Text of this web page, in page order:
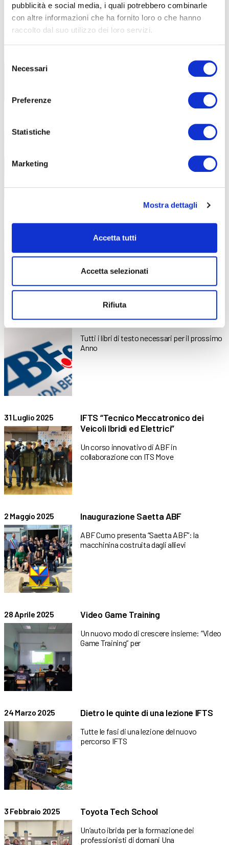
pubblicità e social media, i quali potrebbero combinarle
con altre informazioni che ha fornito loro o che hanno
raccolto dal suo utilizzo dei loro servizi.
delNecessari
Preferenze
Statistiche
Marketing
Mostra dettagli
Accetta tutti
Accetta selezionati
Rifiuta
30 Luglio 2026 Libri di testo – AF26-27
Tutti i libri di testo necessari per il prossimo
Stampatore di materie plastiche: al
via il nuovo corso GOL di ABF
reinserimento lavorativo nel settore
Il DAE come oggetto sociale: il dono
responsabilità e cura della
25 Agosto 2025 Libri di testo – AF25-26
Tutti i libri di testo necessari per il prossimo
Anno
31 Luglio 2025
IFTS “Tecnico Meccatronico dei
Veicoli Ibridi ed Elettrici”
Un corso innovativo di ABF in
collaborazione con ITS Move
2 Maggio 2025 Inaugurazione Saetta ABF
ABF Curno presenta “Saetta ABF”: la
macchinina costruita dagli allievi
28 Aprile 2025 Video Game Training
Un nuovo modo di crescere insieme: “Video
Game Training” per
24 Marzo 2025 Dietro le quinte di una lezione IFTS
Tutte le fasi di una lezione del nuovo
percorso IFTS
3 Febbraio 2025 Toyota Tech School
Un’auto ibrida per la formazione dei
professionisti di domani Una